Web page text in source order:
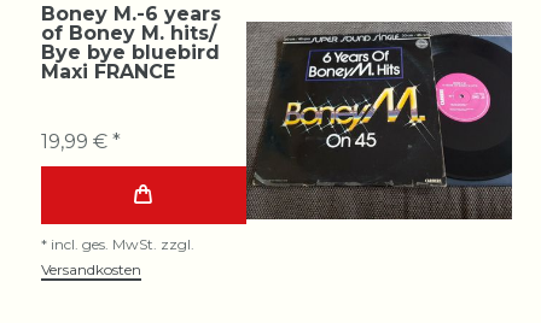
Boney M.-6 years
of Boney M. hits/
Bye bye bluebird
Maxi FRANCE
19,99 € *
* incl. ges. MwSt. zzgl.
Versandkosten